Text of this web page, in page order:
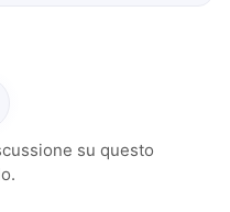
su questo